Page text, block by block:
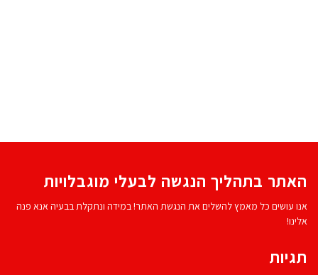
האתר בתהליך הנגשה לבעלי מוגבלויות
אנו עושים כל מאמץ להשלים את הנגשת האתר! במידה ונתקלת בבעיה אנא פנה
אלינו!
תגיות